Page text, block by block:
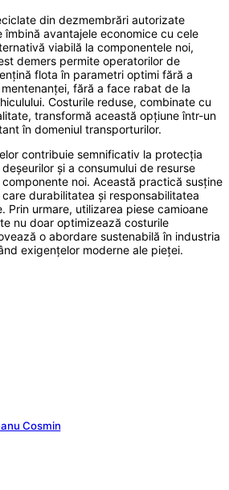
din dezmembrări autorizate
îmbină avantajele economice cu cele
viabilă la componentele noi,
demers permite operatorilor de
flota în parametri optimi fără a
fără a face rabat de la
Costurile reduse, combinate cu
transformă această opțiune într-un
în domeniul transporturilor.
contribuie semnificativ la protecția
și a consumului de resurse
noi. Această practică susține
durabilitatea și responsabilitatea
Prin urmare, utilizarea piese camioane
nu doar optimizează costurile
o abordare sustenabilă în industria
exigențelor moderne ale pieței.
Cosmin